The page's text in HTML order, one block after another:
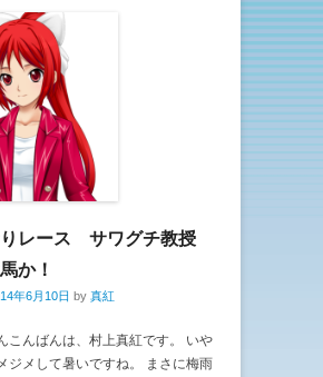
レース サワグチ教授
か！
年6月10日 by 真紅
こんばんは、村上真紅です。 いや
ジメして暑いですね。 まさに梅雨